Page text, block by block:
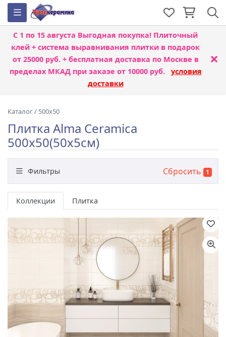
С 1 по 15 августа Выгодная покупка! Плиточный
клей + система выравнивания плитки в подарок
от 25000 руб. + бесплатная доставка по Москве в
пределах МКАД при заказе от 10000 руб. условия
доставки
×
Каталог/ 500x50
Плитка Alma Ceramica
500x50(50x5см)
Фильтры Сбросить 1
Бренд
Назначение
Размер
Коллекции Плитка